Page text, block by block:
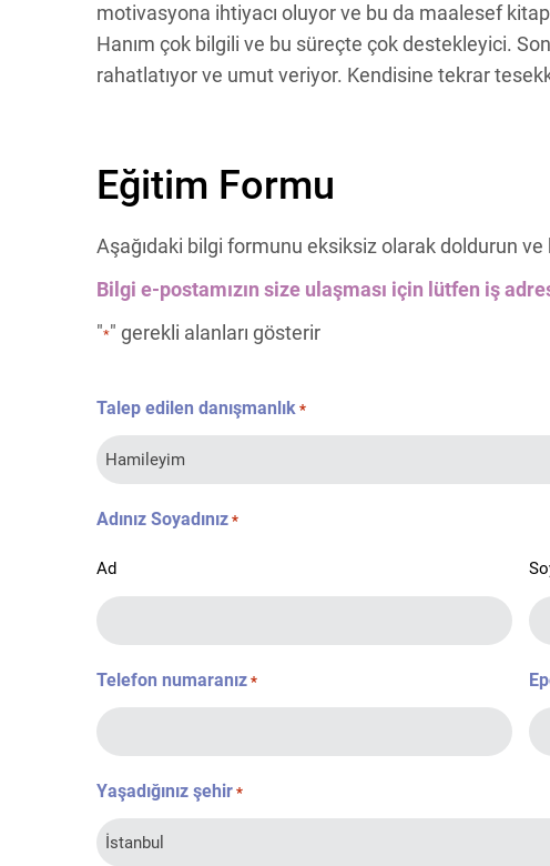
motivasyona ihtiyacı oluyor ve bu da maalesef
Hanım çok bilgili ve bu süreçte çok destekleyici.
rahatlatıyor ve umut veriyor. Kendisine tekrar
Eğitim Formu
Aşağıdaki bilgi formunu eksiksiz olarak doldurun ve
Bilgi e-postamızın size ulaşması için lütfen iş
"*" gerekli alanları gösterir
Talep edilen danışmanlık *
Adınız Soyadınız *
Ad
Telefon numaranız *
Yaşadığınız şehir *